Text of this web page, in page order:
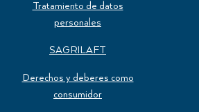
Tratamiento de datos
personales
SAGRILAFT
Derechos y deberes como
consumidor